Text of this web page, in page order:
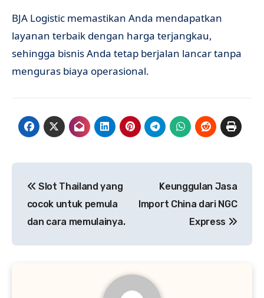
BJA Logistic memastikan Anda mendapatkan
layanan terbaik dengan harga terjangkau,
sehingga bisnis Anda tetap berjalan lancar tanpa
menguras biaya operasional.
navigation
Slot Thailand yang
cocok untuk pemula
dan cara memulainya.
Keunggulan Jasa
Import China dari NGC
Express